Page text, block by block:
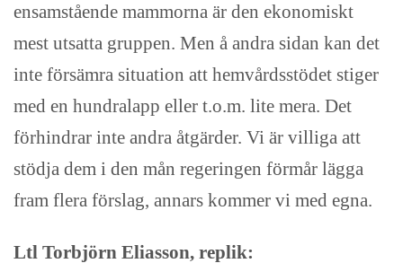
ensamstående mammorna är den ekonomiskt
mest utsatta gruppen. Men å andra sidan kan det
inte försämra situation att hemvårdsstödet stiger
med en hundralapp eller t.o.m. lite mera. Det
förhindrar inte andra åtgärder. Vi är villiga att
stödja dem i den mån regeringen förmår lägga
fram flera förslag, annars kommer vi med egna.
Ltl Torbjörn Eliasson, replik: